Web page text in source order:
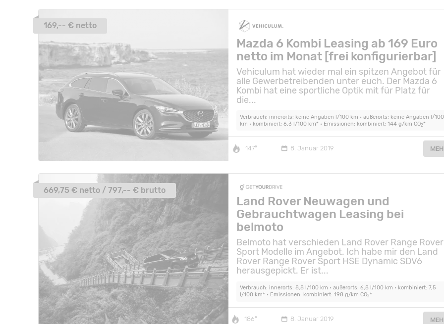
Mazda 6 Kombi Leasing ab 169 Euro
netto im Monat [frei konfigurierbar]
Vehiculum hat wieder mal ein spitzen Angebot für
alle Gewerbetreibenden unter euch. Der Mazda 6
Kombi hat eine sportliche Optik mit für Platz für
die...
Verbrauch: innerorts: keine Angaben l/100 km • außerorts: keine Angaben l/100
km • kombiniert: 6,3 l/100 km* • Emissionen: kombiniert: 144 g/km CO2*
147° 8. Januar 2019
169,-- € netto
Land Rover Neuwagen und
Gebrauchtwagen Leasing bei
belmoto
Belmoto hat verschieden Land Rover Range Rover
Sport Modelle im Angebot. Ich habe mir den Land
Rover Range Rover Sport HSE Dynamic SDV6
herausgepickt. Er ist...
Verbrauch: innerorts: 8,8 l/100 km • außerorts: 6,8 l/100 km • kombiniert: 7,5
l/100 km* • Emissionen: kombiniert: 198 g/km CO2*
186° 8. Januar 2019
669,75 € netto / 797,-- € brutto